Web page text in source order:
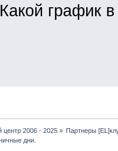
Какой график
2006 - 2025» Партнеры
дни.